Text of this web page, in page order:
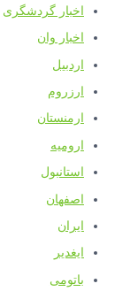
اخبار گردشگری
اخبار وان
اردبیل
ارزروم
ارمنستان
ارومیه
استانبول
اصفهان
ایران
ایغدیر
باتومی